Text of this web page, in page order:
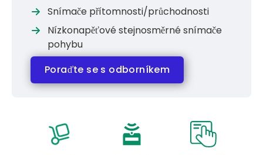
Snímače přítomnosti/průchodnosti
Nízkonapěťové stejnosměrné snímače
pohybu
Poraďte se s odborníkem